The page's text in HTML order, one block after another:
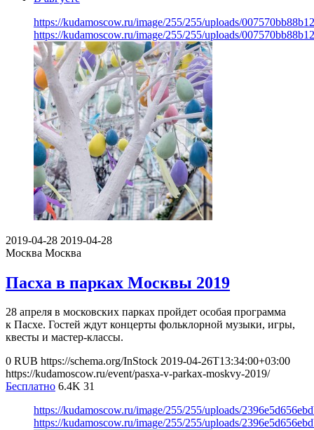
https://kudamoscow.ru/image/255/255/uploads/
https://kudamoscow.ru/image/255/255/uploads/
2019-04-28 2019-04-28
Москва Москва
Пасха в парках Москвы 2019
28 апреля в московских парках пройдет особая программа
к Пасхе. Гостей ждут концерты фольклорной музыки, игры,
квесты и мастер-классы.
0 RUB https://schema.org/InStock 2019-04-26T13:34:00+03:00
https://kudamoscow.ru/event/pasxa-v-parkax-moskvy-2019/
Бесплатно 6.4K 31
https://kudamoscow.ru/image/255/255/uploads/
https://kudamoscow.ru/image/255/255/uploads/